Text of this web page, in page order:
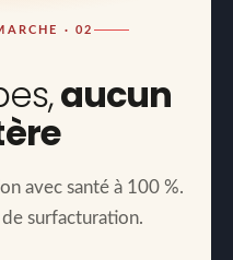
· 02
aucun
avec santé à 100 %.
de surfacturation.